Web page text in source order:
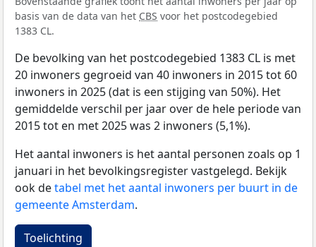
basis van de data van het CBS voor het postcodegebied
1383 CL.
De bevolking van het postcodegebied 1383 CL is met
20 inwoners gegroeid van 40 inwoners in 2015 tot 60
inwoners in 2025 (dat is een stijging van 50%). Het
gemiddelde verschil per jaar over de hele periode van
2015 tot en met 2025 was 2 inwoners (5,1%).
Het aantal inwoners is het aantal personen zoals op 1
januari in het bevolkingsregister vastgelegd. Bekijk
ook detabel met het aantal inwoners per buurt in de
gemeente Amsterdam.
Toelichting